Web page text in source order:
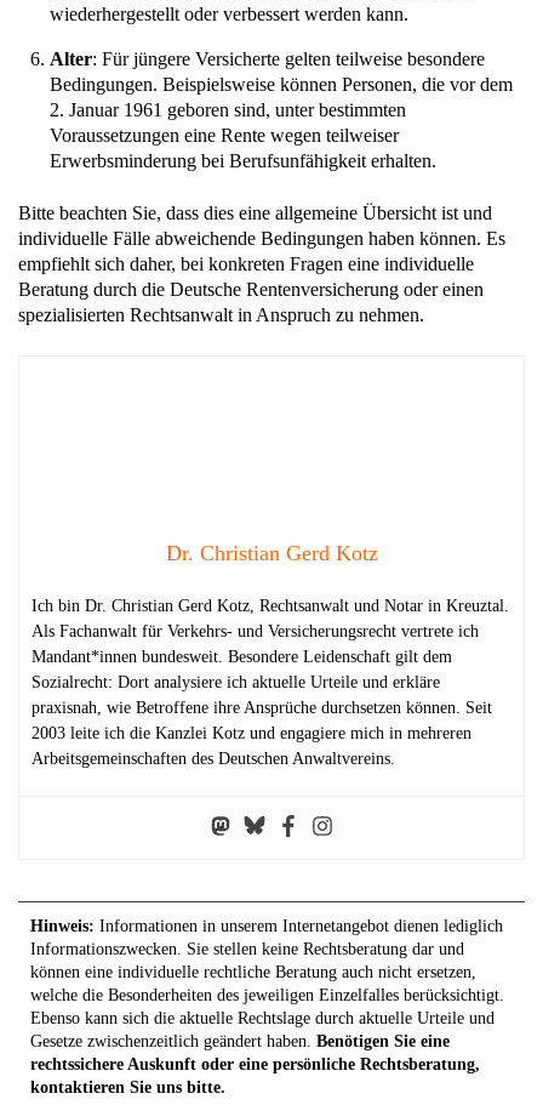
wiederhergestellt oder verbessert werden kann.
Alter: Für jüngere Versicherte gelten teilweise besondere
Bedingungen. Beispielsweise können Personen, die vor dem
2. Januar 1961 geboren sind, unter bestimmten
Voraussetzungen eine Rente wegen teilweiser
Erwerbsminderung bei Berufsunfähigkeit erhalten.
Bitte beachten Sie, dass dies eine allgemeine Übersicht ist und
individuelle Fälle abweichende Bedingungen haben können. Es
empfiehlt sich daher, bei konkreten Fragen eine individuelle
Beratung durch die Deutsche Rentenversicherung oder einen
spezialisierten Rechtsanwalt in Anspruch zu nehmen.
Dr. Christian Gerd Kotz
Ich bin Dr. Christian Gerd Kotz, Rechtsanwalt und Notar in Kreuztal.
Als Fachanwalt für Verkehrs- und Versicherungsrecht vertrete ich
Mandant*innen bundesweit. Besondere Leidenschaft gilt dem
Sozialrecht: Dort analysiere ich aktuelle Urteile und erkläre
praxisnah, wie Betroffene ihre Ansprüche durchsetzen können. Seit
2003 leite ich die Kanzlei Kotz und engagiere mich in mehreren
Arbeitsgemeinschaften des Deutschen Anwaltvereins.
Hinweis: Informationen in unserem Internetangebot dienen lediglich
Informationszwecken. Sie stellen keine Rechtsberatung dar und
können eine individuelle rechtliche Beratung auch nicht ersetzen,
welche die Besonderheiten des jeweiligen Einzelfalles berücksichtigt.
Ebenso kann sich die aktuelle Rechtslage durch aktuelle Urteile und
Gesetze zwischenzeitlich geändert haben. Benötigen Sie eine
rechtssichere Auskunft oder eine persönliche Rechtsberatung,
kontaktieren Sie uns bitte.